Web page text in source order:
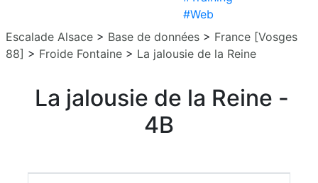
#Web
Escalade Alsace > Base de données > France [Vosges
88] > Froide Fontaine > La jalousie de la Reine
La jalousie de la Reine -
4B